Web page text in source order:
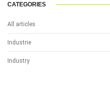
CATEGORIES
All articles
Industrie
Industry